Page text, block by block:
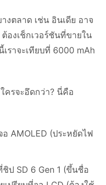
งตลาด เช่น อินเดีย อาจ
องเช็กเวอร์ชันที่ขายใน
ราจะเทียบที่ 6000 mAh
ครจะอึดกว่า? นี่คือ
อ AMOLED (ประหยัดไฟ
ชิป SD 6 Gen 1 (ขึ้นชื่อ